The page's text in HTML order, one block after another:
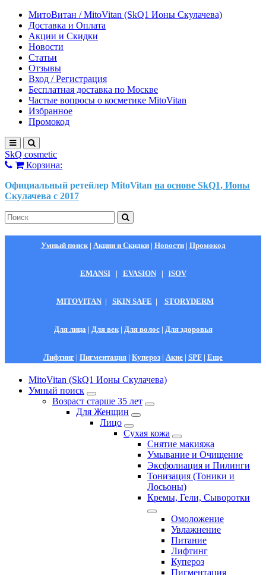
МитоВитан / MitoVitan (SkQ1 Ионы Скулачева)
Доставка и Оплата
Акции и Скидки
Новости
Статьи
Отзывы
Вход / Регистрация
Бесплатная доставка по Москве
Частые вопросы о косметике MitoVitan
Избранное
Промокод
SkQ cosmetic
Корзина:
Официальный ретейлер MitoVitan на основе SkQ1, Ионы
Скулачева c 2017
Умный поиск| Акции и Скидки| Новости| Промокод
EMANSI| EVASION| iSOV
MITOVITAN | SKIN SAFE | STORYDERM
Для лица | Для век| Для волос| Для здоровья
Лифтинг | Пигментация | Купероз | Акне | SPF | Еще
MitoVitan (SkQ1 Ионы Скулачева)
Умный поиск
Возраст старше 35 лет
Для Женщин
Лицо
Сухая кожа
Снятие макияжа
Умывание и Очищение
Эксфолиация и Пилинги
Тонизация (Тоники и
Лосьоны)
Кремы, Гели, Сыворотки
Омоложение
Увлажнение
Питание
Лифтинг
Купероз
Пигментация